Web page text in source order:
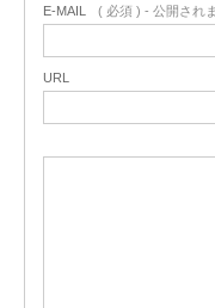
E-MAIL ( 必須 ) - 公開され
URL